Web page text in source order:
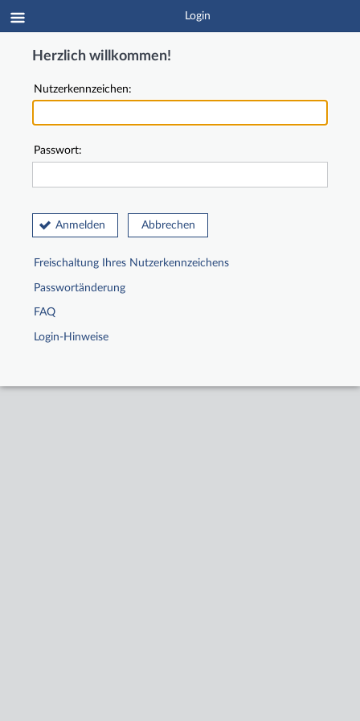
Login
Herzlich willkommen!
Nutzerkennzeichen:
Passwort:
Anmelden Abbrechen
Freischaltung Ihres Nutzerkennzeichens
Passwortänderung
FAQ
Login-Hinweise